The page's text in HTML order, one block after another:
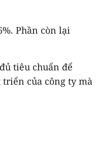
Phần còn lại
tiêu chuẩn để
của công ty mà